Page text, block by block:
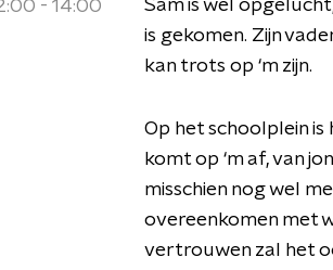
- 14:00
Sam is wel
is gekomen. Zijn
kan trots op ‘m zijn.
Op het schoolplein
komt op ‘m af, van
misschien nog wel
overeenkomen met
vertrouwen zal het